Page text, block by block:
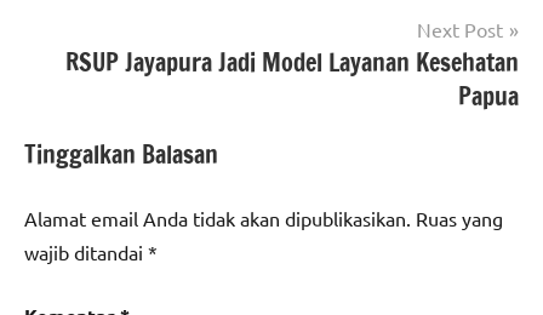
Next Post
RSUP Jayapura Jadi Model Layanan Kesehatan
Papua
Tinggalkan Balasan
Alamat email Anda tidak akan dipublikasikan. Ruas yang
wajib ditandai *